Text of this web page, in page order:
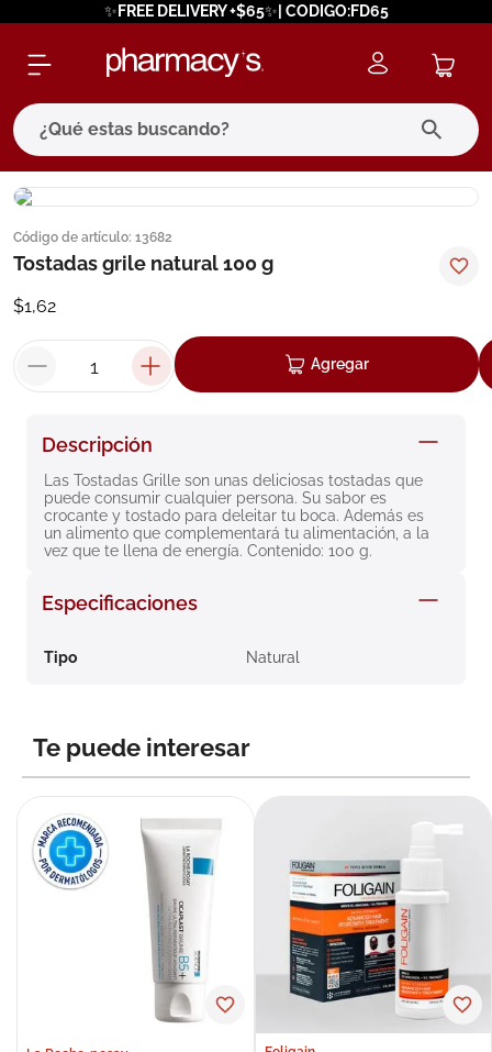
✨FREE DELIVERY +$65✨| CODIGO:FD65
¿Qué estas buscando?
Código de artículo: 13682
Tostadas grile natural 100 g
$1,62
Agregar
Descripción
Las Tostadas Grille son unas deliciosas tostadas que
puede consumir cualquier persona. Su sabor es
crocante y tostado para deleitar tu boca. Además es
un alimento que complementará tu alimentación, a la
vez que te llena de energía. Contenido: 100 g.
Especificaciones
Tipo Natural
Te puede interesar
términos más buscados
1. eucerin
pilexil
5. cerave
6 degraler
7. isdin
8. roche posay
9. nivea
pañales